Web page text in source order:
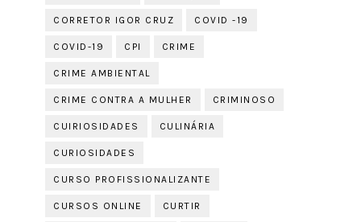
CORRETOR IGOR CRUZ COVID -19
COVID-19 CPI CRIME
CRIME AMBIENTAL
CRIME CONTRA A MULHER CRIMINOSO
CUIRIOSIDADES CULINÁRIA
CURIOSIDADES
CURSO PROFISSIONALIZANTE
CURSOS ONLINE CURTIR